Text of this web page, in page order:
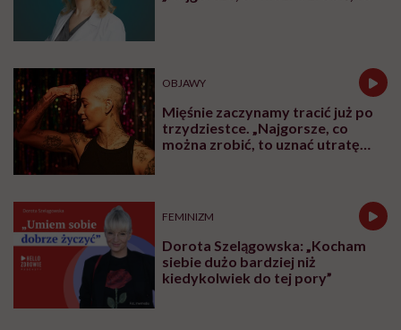
OBJAWY
Mięśnie zaczynamy tracić już po
trzydziestce. „Najgorsze, co
można zrobić, to uznać utratę
FEMINIZM
Dorota Szelągowska: „Kocham
siebie dużo bardziej niż
kiedykolwiek do tej pory”